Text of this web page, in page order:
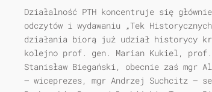
Działalność PTH koncentruje się
odczytów i wydawaniu „Tek
działania biorą już udział historycy
kolejno prof. gen. Marian Kukiel, prof.
Stanisław Biegański, obecnie zaś mgr
— wiceprezes, mgr Andrzej Suchcitz —